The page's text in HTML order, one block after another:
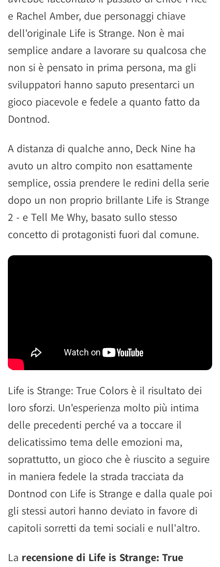
e Rachel Amber, due personaggi chiave
dell'originale Life is Strange. Non è mai
semplice andare a lavorare su qualcosa che
non si è pensato in prima persona, ma gli
sviluppatori hanno saputo presentarci un
gioco piacevole e fedele a quanto fatto da
Dontnod.
A distanza di qualche anno, Deck Nine ha
avuto un altro compito non esattamente
semplice, ossia prendere le redini della serie
dopo un non proprio brillante Life is Strange
2 - e Tell Me Why, basato sullo stesso
concetto di protagonisti fuori dal comune.
Life is Strange: True Colors è il risultato dei
loro sforzi. Un'esperienza molto più intima
delle precedenti perché va a toccare il
delicatissimo tema delle emozioni ma,
soprattutto, un gioco che è riuscito a seguire
in maniera fedele la strada tracciata da
Dontnod con Life is Strange e dalla quale poi
gli stessi autori hanno deviato in favore di
capitoli sorretti da temi sociali e null'altro.
La recensione di Life is Strange: True